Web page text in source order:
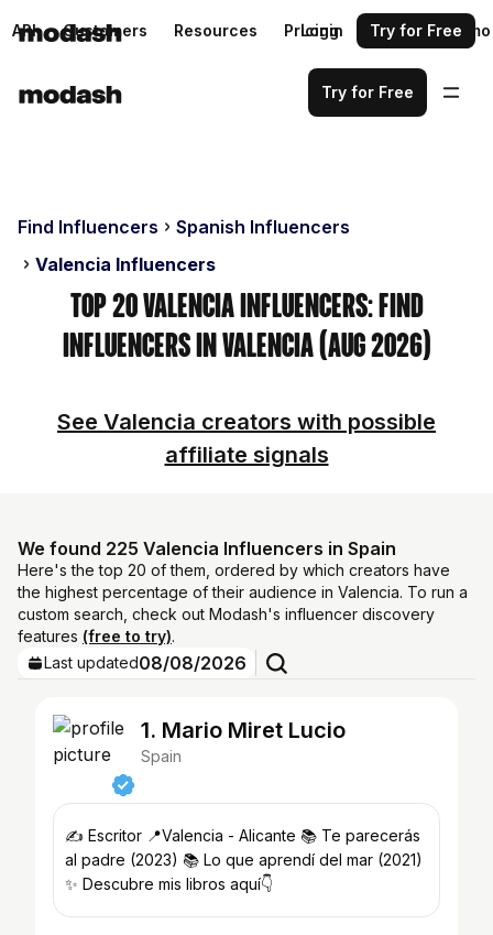
API Customers Resources Pricing Request a demo
Login Try for Free
Try for Free
Find Influencers
Spanish Influencers
Valencia Influencers
Top 20 Valencia Influencers: Find
Influencers in Valencia (Aug 2026)
See Valencia creators with possible
affiliate signals
We found 225 Valencia Influencers in Spain
Here's the top 20 of them, ordered by which creators have
the highest percentage of their audience in Valencia. To run a
custom search, check out Modash's influencer discovery
features (free to try).
Last updated08/08/2026
1. Mario Miret Lucio
Spain
✍️ Escritor 📍Valencia - Alicante 📚 Te parecerás
al padre (2023) 📚 Lo que aprendí del mar (2021)
✨ Descubre mis libros aquí👇